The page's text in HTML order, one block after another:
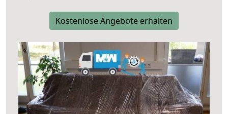
Kostenlose Angebote erhalten